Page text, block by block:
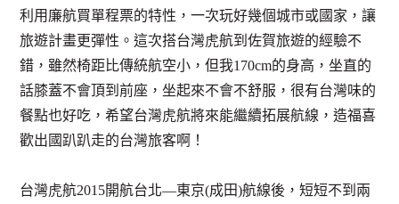
利用廉航買單程票的特性，一次玩好幾個城市或國家，讓
旅遊計畫更彈性。這次搭台灣虎航到佐賀旅遊的經驗不
錯，雖然椅距比傳統航空小，但我170cm的身高，坐直的
話膝蓋不會頂到前座，坐起來不會不舒服，很有台灣味的
餐點也好吃，希望台灣虎航將來能繼續拓展航線，造福喜
歡出國趴趴走的台灣旅客啊！
台灣虎航2015開航台北—東京(成田)航線後，短短不到兩